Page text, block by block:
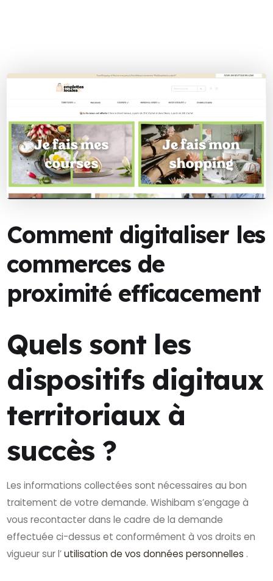
Comment digitaliser les
commerces de
proximité efficacement
Quels sont les
dispositifs digitaux
territoriaux à
succès ?
Les informations collectées sont nécessaires au bon
traitement de votre demande. Wishibam s’engage à
vous recontacter dans le cadre de la demande
effectuée ci-dessus et conformément à vos droits en
vigueur sur l’utilisation de vos données personnelles .